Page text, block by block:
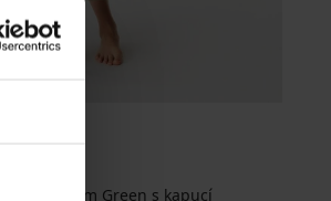
-50%
DKNY Elm Green s kapucí